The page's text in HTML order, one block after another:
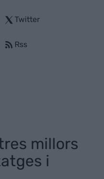
Twitter
Rss
millors
i